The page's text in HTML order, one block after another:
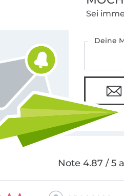
Sei
Deine
Note 4.87 / 5